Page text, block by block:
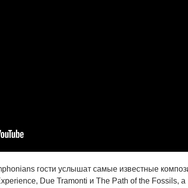
гости услышат самые известные
Due Tramonti и The Path of the Fossils, а